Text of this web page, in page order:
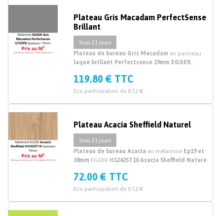
Sous 21 jours
Plateau Gris Macadam PerfectSense
Brillant
Plateau de bureau Gris Macadam en panneau
laqué brillant Perfectsense 19mm EGGER
Plateau bureau
brillant sur mesure. Prix au M²
119.80 € TTC
Eco participation de 0.12 €
Sous 21 jours
Plateau Acacia Sheffield Naturel
Plateau de bureau Acacia en mélaminé Ep19 et
38mm EGGER H1242ST10 Acacia Sheffield Naturel
effet bois accacia sur mesure.
72.00 € TTC
Eco participation de 0.12 €